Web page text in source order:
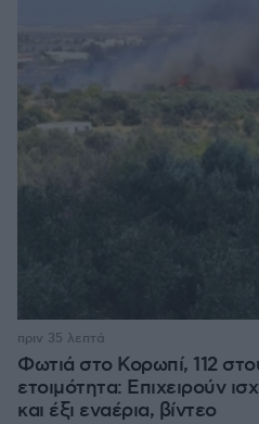
Φωτιά στο Κορωπί, 112
ετοιμότητα: Επιχειρούν
και έξι εναέρια, βίντεο
πριν 35 λεπτά